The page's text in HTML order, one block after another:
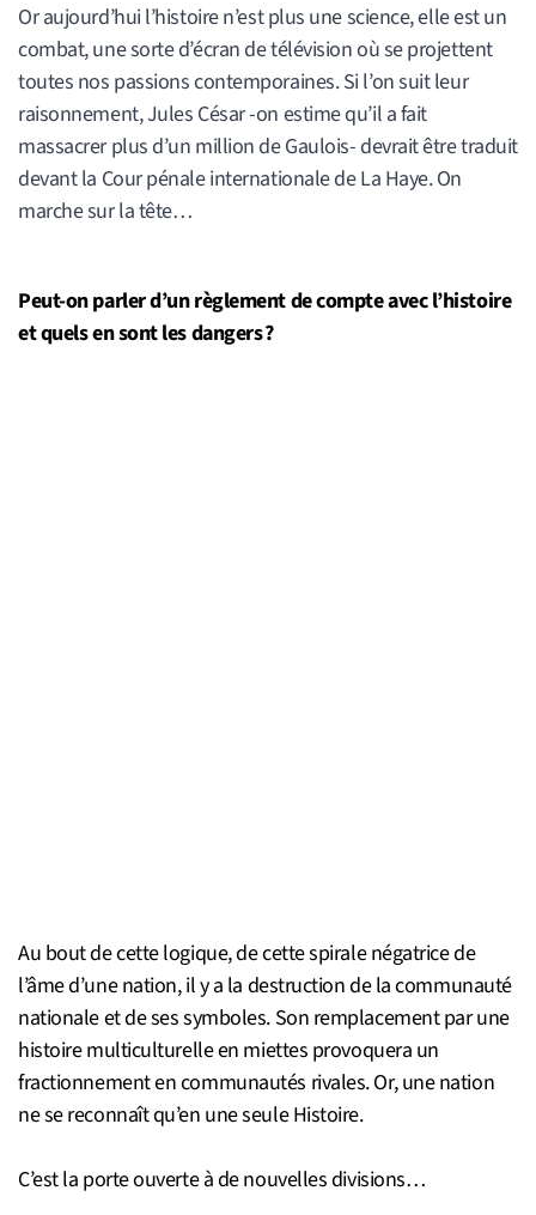
Or aujourd’hui l’histoire n’est plus une science, elle est un
combat, une sorte d’écran de télévision où se projettent
toutes nos passions contemporaines. Si l’on suit leur
raisonnement, Jules César -on estime qu’il a fait
massacrer plus d’un million de Gaulois- devrait être traduit
devant la Cour pénale internationale de La Haye. On
marche sur la tête…
Peut-on parler d’un règlement de compte avec l’histoire
et quels en sont les dangers ?
Au bout de cette logique, de cette spirale négatrice de
l’âme d’une nation, il y a la destruction de la communauté
nationale et de ses symboles. Son remplacement par une
histoire multiculturelle en miettes provoquera un
fractionnement en communautés rivales. Or, une nation
ne se reconnaît qu’en une seule Histoire.
C’est la porte ouverte à de nouvelles divisions…